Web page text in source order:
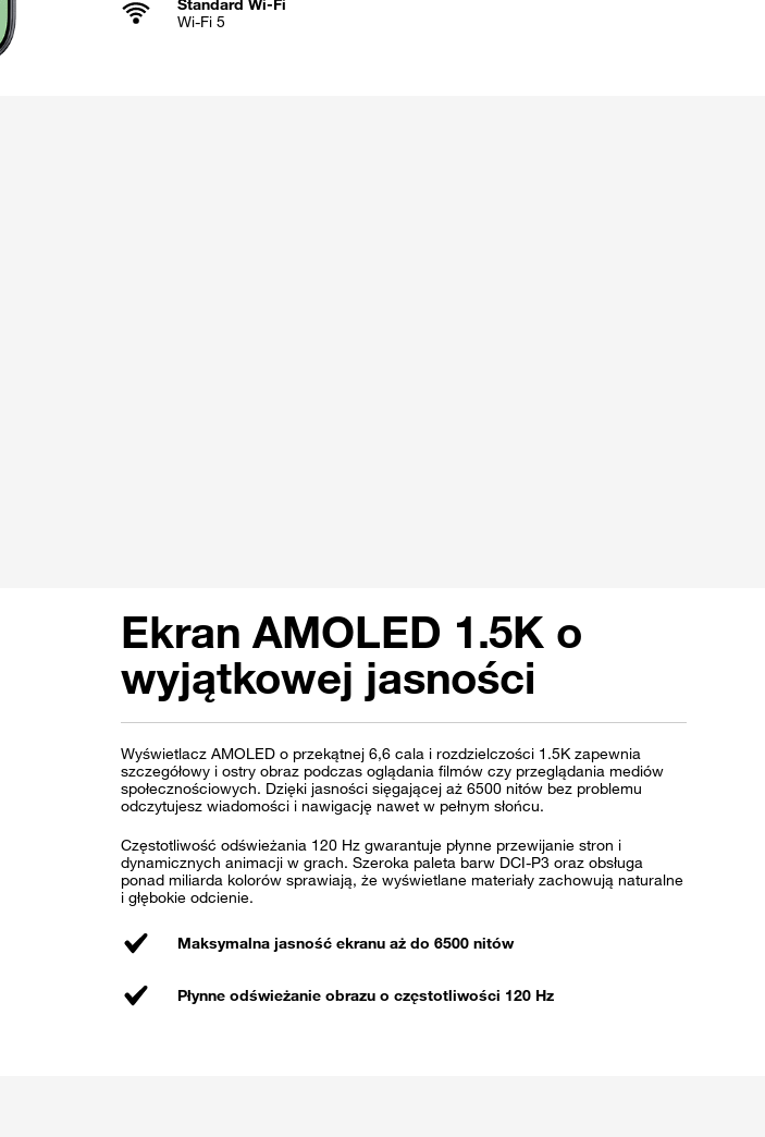
Standard Wi-Fi
Wi-Fi 5
Ekran AMOLED 1.5K o
wyjątkowej jasności
Wyświetlacz AMOLED o przekątnej 6,6 cala i rozdzielczości 1.5K zapewnia
szczegółowy i ostry obraz podczas oglądania filmów czy przeglądania mediów
społecznościowych. Dzięki jasności sięgającej aż 6500 nitów bez problemu
odczytujesz wiadomości i nawigację nawet w pełnym słońcu.
Częstotliwość odświeżania 120 Hz gwarantuje płynne przewijanie stron i
dynamicznych animacji w grach. Szeroka paleta barw DCI-P3 oraz obsługa
ponad miliarda kolorów sprawiają, że wyświetlane materiały zachowują naturalne
i głębokie odcienie.
Maksymalna jasność ekranu aż do 6500 nitów
Płynne odświeżanie obrazu o częstotliwości 120 Hz